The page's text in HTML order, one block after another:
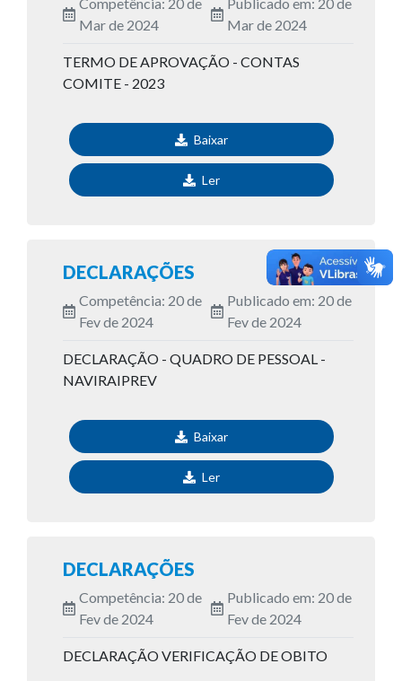
Mar de 2024
Mar de 2024
TERMO DE APROVAÇÃO - CONTAS
COMITE - 2023
Baixar
Ler
DECLARAÇÕES
Competência: 20 de
Fev de 2024
Publicado em: 20 de
Fev de 2024
DECLARAÇÃO - QUADRO DE PESSOAL -
NAVIRAIPREV
Baixar
Ler
DECLARAÇÕES
Competência: 20 de
Fev de 2024
Publicado em: 20 de
Fev de 2024
DECLARAÇÃO VERIFICAÇÃO DE OBITO